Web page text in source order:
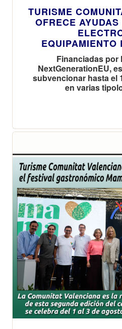
TURISME
OFRECE
EQUIPAMIENTO
Financiadas
NextGenerationEU,
subvencionar hasta el
en varias